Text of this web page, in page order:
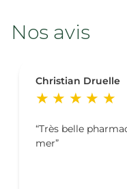
Nos avis
Christian Druelle
Très belle
mer